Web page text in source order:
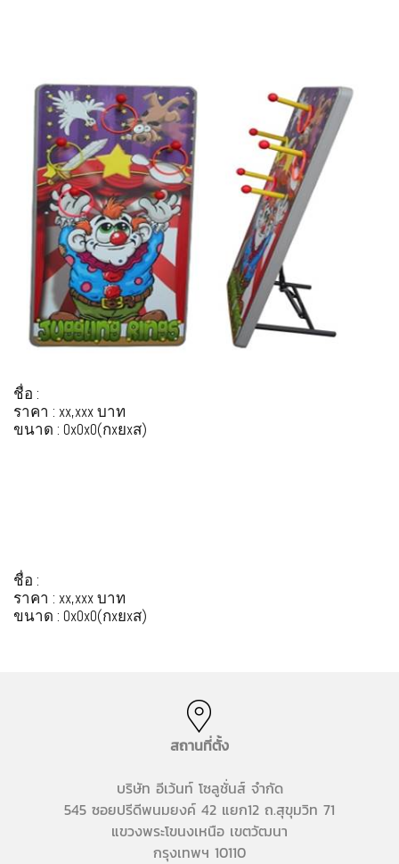
ชื่อ :
ราคา : xx,xxx บาท
ขนาด : 0x0x0(กxยxส)
ชื่อ :
ราคา : xx,xxx บาท
ขนาด : 0x0x0(กxยxส)
สถานที่ตั้ง
บริษัท อีเว้นท์ โซลูชั่นส์ จำกัด
545 ซอยปรีดีพนมยงค์ 42 แยก12 ถ.สุขุมวิท 71
แขวงพระโขนงเหนือ เขตวัฒนา
กรุงเทพฯ 10110